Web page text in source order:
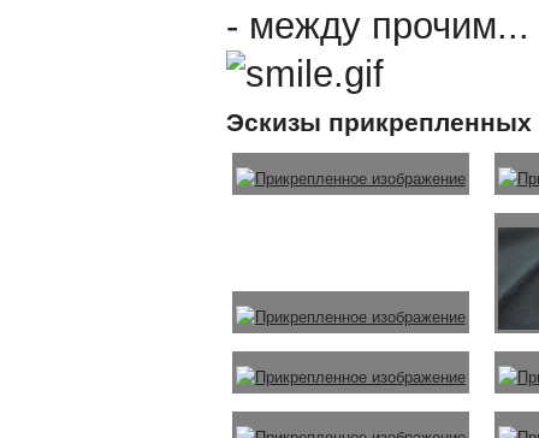
- между прочим...
Эскизы прикрепленных